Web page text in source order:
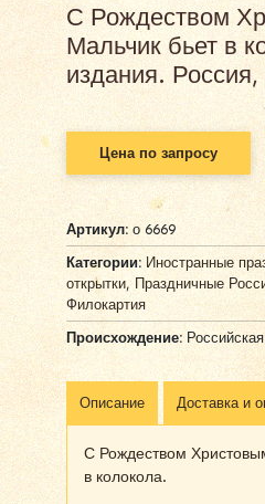
С Рождеством
Мальчик бьет в
издания. Россия,
Цена по запросу
Артикул:о 6669
Категории: Иностранные
открытки,Праздничные
Филокартия
Происхождение:
Описание Доставка и
С Рождеством
в колокола.